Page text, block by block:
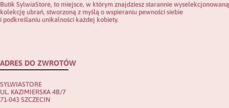
Butik SylwiaStore, to miejsce, w którym znajdziesz starannie wyselekcjonowaną
kolekcję ubrań, stworzoną z myślą o wspieraniu pewności siebie
i podkreślaniu unikalności każdej kobiety.
ADRES DO ZWROTÓW
SYLWIASTORE
UL. KAZIMIERSKA 4B/7
71-043 SZCZECIN